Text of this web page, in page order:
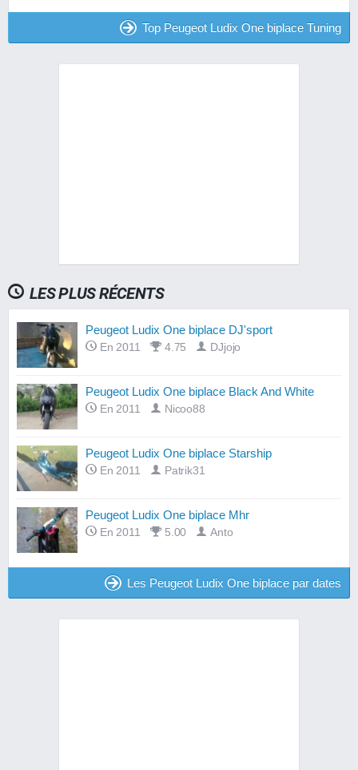
Top Peugeot Ludix One biplace Tuning
LES PLUS RÉCENTS
Peugeot Ludix One biplace DJ'sport
En 2011 4.75 DJjojo
Peugeot Ludix One biplace Black And White
En 2011 Nicoo88
Peugeot Ludix One biplace Starship
En 2011 Patrik31
Peugeot Ludix One biplace Mhr
En 2011 5.00 Anto
Les Peugeot Ludix One biplace par dates